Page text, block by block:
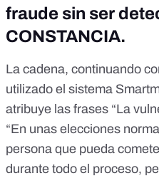
fraude sin ser
CONSTANCIA.
La cadena, continuando
utilizado el sistema
atribuye las frases “La
“En unas elecciones
persona que pueda
durante todo el proceso,